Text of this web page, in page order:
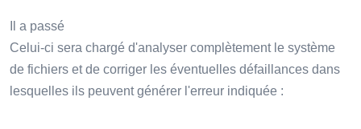
Il a passé
Celui-ci sera chargé d'analyser complètement le système
de fichiers et de corriger les éventuelles défaillances dans
lesquelles ils peuvent générer l'erreur indiquée :